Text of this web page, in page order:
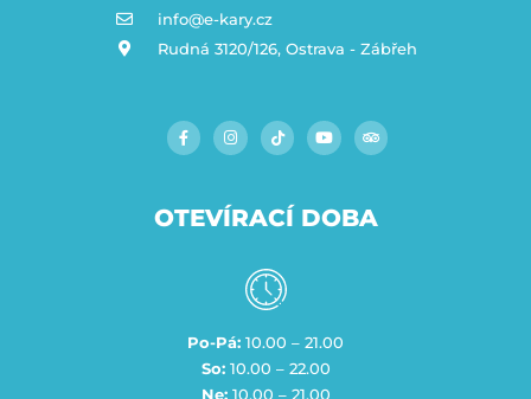
info@e-kary.cz
Rudná 3120/126, Ostrava - Zábřeh
OTEVÍRACÍ DOBA
Po-Pá: 10.00 – 21.00
So:10.00 – 22.00
Ne:10.00 – 21.00